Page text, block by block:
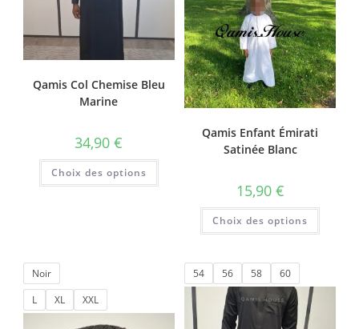
Qamis Col Chemise Bleu
Marine
34,90€
Choix des options
Qamis Enfant Émirati
Satinée Blanc
15,90 €
Choix des options
Noir
L
XL XXL
54 56 58 60